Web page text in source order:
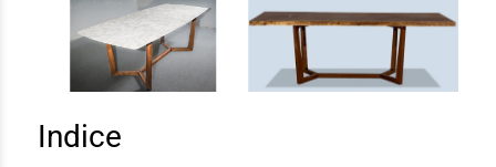
Indice